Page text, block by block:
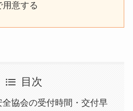
用意する
目次
協会の受付時間・交付早